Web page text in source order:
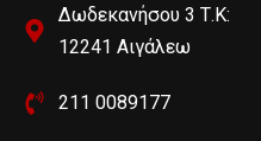
Δωδεκανήσου 3 Τ.Κ:
12241 Αιγάλεω
211 0089177